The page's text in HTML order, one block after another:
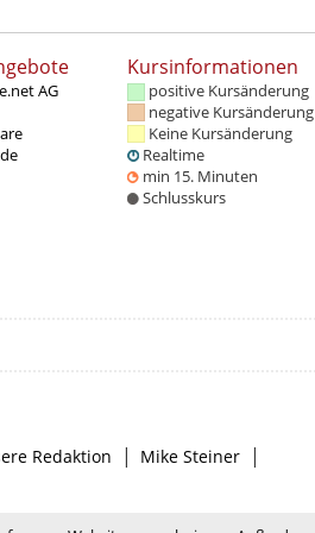
AG
Kursinformationen
positive Kursänderung
negative Kursänderung
Keine Kursänderung
Realtime
min 15. Minuten
Schlusskurs
Redaktion | Mike Steiner |